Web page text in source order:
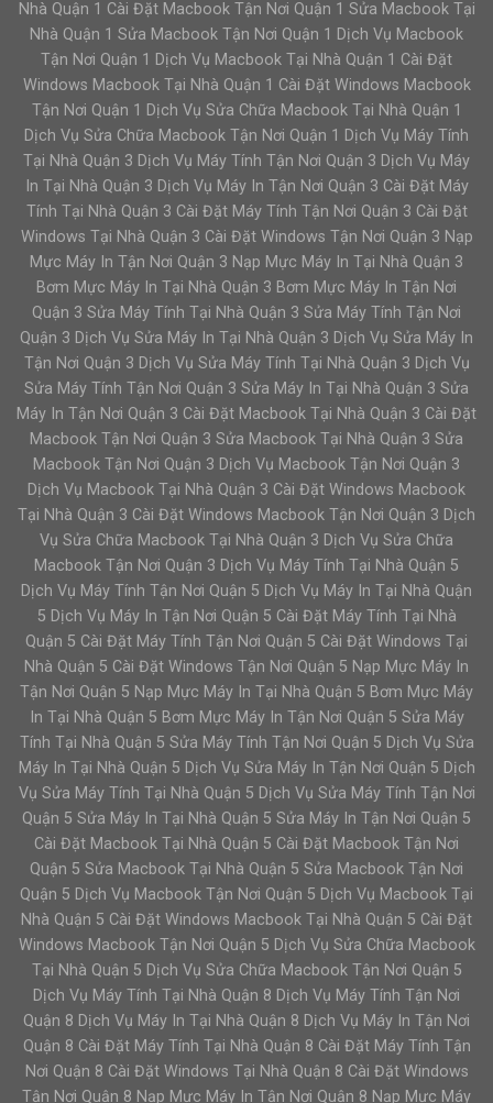
Nhà Quận 1 Cài Đặt Macbook Tận Nơi Quận 1 Sửa Macbook Tại
Nhà Quận 1 Sửa Macbook Tận Nơi Quận 1 Dịch Vụ Macbook
Tận Nơi Quận 1 Dịch Vụ Macbook Tại Nhà Quận 1 Cài Đặt
Windows Macbook Tại Nhà Quận 1 Cài Đặt Windows Macbook
Tận Nơi Quận 1 Dịch Vụ Sửa Chữa Macbook Tại Nhà Quận 1
Dịch Vụ Sửa Chữa Macbook Tận Nơi Quận 1 Dịch Vụ Máy Tính
Tại Nhà Quận 3 Dịch Vụ Máy Tính Tận Nơi Quận 3 Dịch Vụ Máy
In Tại Nhà Quận 3 Dịch Vụ Máy In Tận Nơi Quận 3 Cài Đặt Máy
Tính Tại Nhà Quận 3 Cài Đặt Máy Tính Tận Nơi Quận 3 Cài Đặt
Windows Tại Nhà Quận 3 Cài Đặt Windows Tận Nơi Quận 3 Nạp
Mực Máy In Tận Nơi Quận 3 Nạp Mực Máy In Tại Nhà Quận 3
Bơm Mực Máy In Tại Nhà Quận 3 Bơm Mực Máy In Tận Nơi
Quận 3 Sửa Máy Tính Tại Nhà Quận 3 Sửa Máy Tính Tận Nơi
Quận 3 Dịch Vụ Sửa Máy In Tại Nhà Quận 3 Dịch Vụ Sửa Máy In
Tận Nơi Quận 3 Dịch Vụ Sửa Máy Tính Tại Nhà Quận 3 Dịch Vụ
Sửa Máy Tính Tận Nơi Quận 3 Sửa Máy In Tại Nhà Quận 3 Sửa
Máy In Tận Nơi Quận 3 Cài Đặt Macbook Tại Nhà Quận 3 Cài Đặt
Macbook Tận Nơi Quận 3 Sửa Macbook Tại Nhà Quận 3 Sửa
Macbook Tận Nơi Quận 3 Dịch Vụ Macbook Tận Nơi Quận 3
Dịch Vụ Macbook Tại Nhà Quận 3 Cài Đặt Windows Macbook
Tại Nhà Quận 3 Cài Đặt Windows Macbook Tận Nơi Quận 3 Dịch
Vụ Sửa Chữa Macbook Tại Nhà Quận 3 Dịch Vụ Sửa Chữa
Macbook Tận Nơi Quận 3 Dịch Vụ Máy Tính Tại Nhà Quận 5
Dịch Vụ Máy Tính Tận Nơi Quận 5 Dịch Vụ Máy In Tại Nhà Quận
5 Dịch Vụ Máy In Tận Nơi Quận 5 Cài Đặt Máy Tính Tại Nhà
Quận 5 Cài Đặt Máy Tính Tận Nơi Quận 5 Cài Đặt Windows Tại
Nhà Quận 5 Cài Đặt Windows Tận Nơi Quận 5 Nạp Mực Máy In
Tận Nơi Quận 5 Nạp Mực Máy In Tại Nhà Quận 5 Bơm Mực Máy
In Tại Nhà Quận 5 Bơm Mực Máy In Tận Nơi Quận 5 Sửa Máy
Tính Tại Nhà Quận 5 Sửa Máy Tính Tận Nơi Quận 5 Dịch Vụ Sửa
Máy In Tại Nhà Quận 5 Dịch Vụ Sửa Máy In Tận Nơi Quận 5 Dịch
Vụ Sửa Máy Tính Tại Nhà Quận 5 Dịch Vụ Sửa Máy Tính Tận Nơi
Quận 5 Sửa Máy In Tại Nhà Quận 5 Sửa Máy In Tận Nơi Quận 5
Cài Đặt Macbook Tại Nhà Quận 5 Cài Đặt Macbook Tận Nơi
Quận 5 Sửa Macbook Tại Nhà Quận 5 Sửa Macbook Tận Nơi
Quận 5 Dịch Vụ Macbook Tận Nơi Quận 5 Dịch Vụ Macbook Tại
Nhà Quận 5 Cài Đặt Windows Macbook Tại Nhà Quận 5 Cài Đặt
Windows Macbook Tận Nơi Quận 5 Dịch Vụ Sửa Chữa Macbook
Tại Nhà Quận 5 Dịch Vụ Sửa Chữa Macbook Tận Nơi Quận 5
Dịch Vụ Máy Tính Tại Nhà Quận 8 Dịch Vụ Máy Tính Tận Nơi
Quận 8 Dịch Vụ Máy In Tại Nhà Quận 8 Dịch Vụ Máy In Tận Nơi
Quận 8 Cài Đặt Máy Tính Tại Nhà Quận 8 Cài Đặt Máy Tính Tận
Nơi Quận 8 Cài Đặt Windows Tại Nhà Quận 8 Cài Đặt Windows
Tận Nơi Quận 8 Nạp Mực Máy In Tận Nơi Quận 8 Nạp Mực Máy